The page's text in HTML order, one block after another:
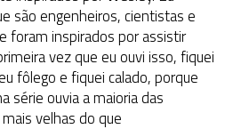
são engenheiros, cientistas e
foram inspirados por assistir
vez que eu ouvi isso, fiquei
fôlego e fiquei calado, porque
série ouvia a maioria das
velhas do que